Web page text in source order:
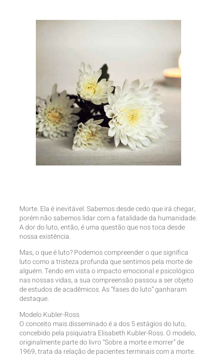
Morte. Ela é inevitável. Sabemos desde cedo que irá chegar,
porém não sabemos lidar com a fatalidade da humanidade.
A dor do luto, então, é uma questão que nos toca desde
nossa existência.
Mas, o que é luto? Podemos compreender o que significa
luto como a tristeza profunda que sentimos pela morte de
alguém. Tendo em vista o impacto emocional e psicológico
nas nossas vidas, a sua compreensão passou a ser objeto
de estudos de acadêmicos. As “fases do luto” ganharam
destaque.
Modelo Kubler-Ross
O conceito mais disseminado é a dos 5 estágios do luto,
concebido pela psiquiatra Elisabeth Kubler-Ross. O modelo,
originalmente parte do livro “Sobre a morte e morrer” de
1969, trata da relação de pacientes terminais com a morte.